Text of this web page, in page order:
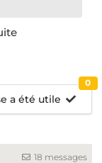
a été utile
0
18 messages